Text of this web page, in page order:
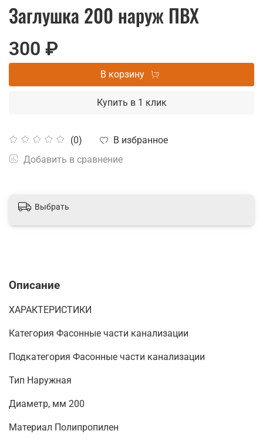
Заглушка 200 наруж ПВХ
(0)
В избранное
Добавить в сравнение
300 ₽
В корзину
Купить в 1 клик
Выбрать
Описание
ХАРАКТЕРИСТИКИ
Категория Фасонные части канализации
Подкатегория Фасонные части канализации
Тип Наружная
Диаметр, мм 200
Материал Полипропилен